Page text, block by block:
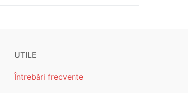
UTILE
Întrebări frecvente